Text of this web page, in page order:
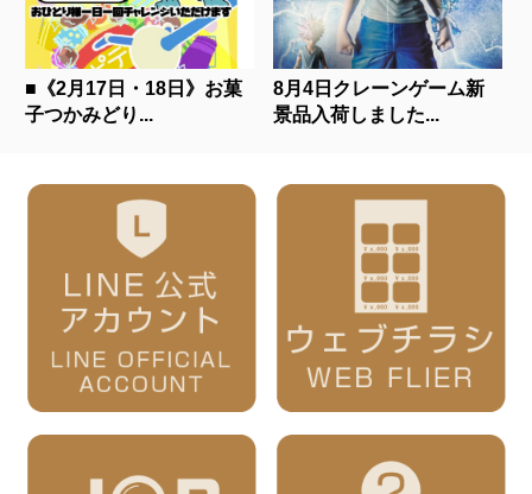
■《2月17日・18日》お菓
子つかみどり...
8月4日クレーンゲーム新
景品入荷しました...